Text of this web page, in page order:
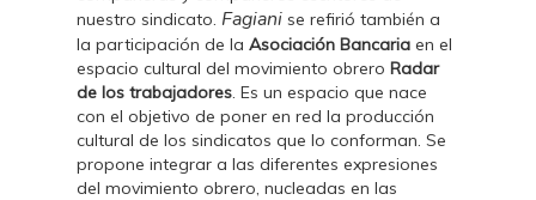
nuestro sindicato. Fagiani se refirió también a
la participación de laAsociación Bancaria en el
espacio cultural del movimiento obreroRadar
de los trabajadores. Es un espacio que nace
con el objetivo de poner en red la producción
cultural de los sindicatos que lo conforman. Se
propone integrar a las diferentes expresiones
del movimiento obrero, nucleadas en las